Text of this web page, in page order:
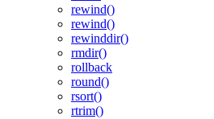
rewind()
rewind()
rewinddir()
rmdir()
rollback
round()
rsort()
rtrim()